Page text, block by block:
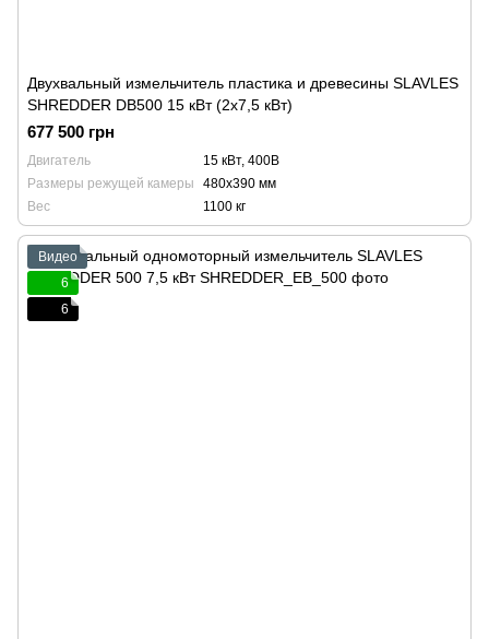
Двухвальный измельчитель пластика и древесины SLAVLES
SHREDDER DB500 15 кВт (2x7,5 кВт)
677 500 грн
Двигатель
15 кВт, 400В
Размеры режущей камеры
480х390 мм
Вес
1100 кг
Видео
6
6